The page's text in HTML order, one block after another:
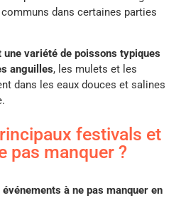
dans certaines parties
variété de poissons typiques
anguilles, les mulets et les
dans les eaux douces et salines
festivals et
pas manquer ?
à ne pas manquer en